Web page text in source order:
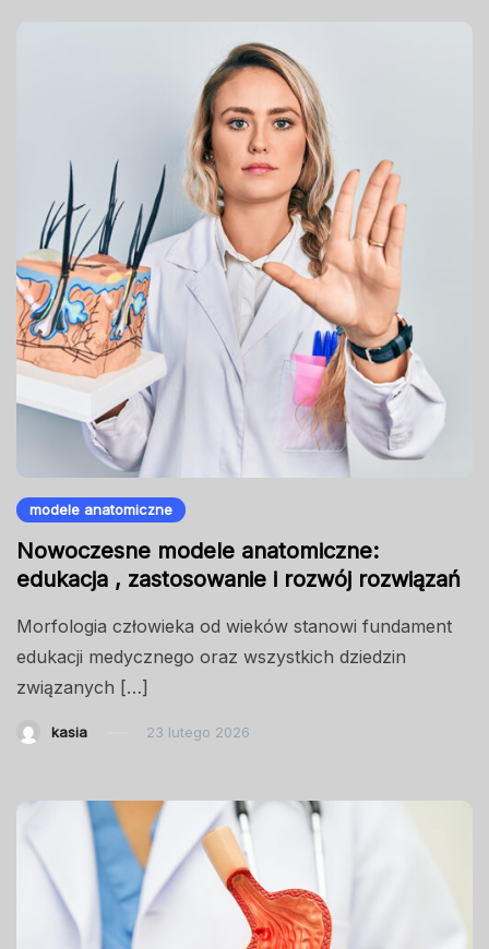
modele anatomiczne
Nowoczesne modele anatomiczne:
edukacja , zastosowanie i rozwój rozwiązań
Morfologia człowieka od wieków stanowi fundament
edukacji medycznego oraz wszystkich dziedzin
związanych […]
kasia 23 lutego 2026